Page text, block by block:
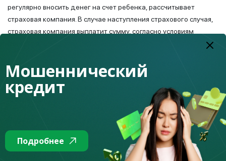
регулярно вносить денег на счет ребенка, рассчитывает
страховая компания. В случае наступления страхового случая,
страховая компания выплатит сумму, согласно условиям
Существует отдельная страховка для детей на случай
различных рисков: травмы, определенные виды болезни, укусы
насекомых (некоторые компании предлагают страховку, к
примеру, от укуса клеща).
Прежде чем заключать договор со страховой компанией,
стоит изучить все предложения на рынке, ознакомиться с
условиями страховых организаций, взвесить все «за» и
«против», и лишь потом, не спеша, принимать решение.
Мошеннический
кредит
Подробнее